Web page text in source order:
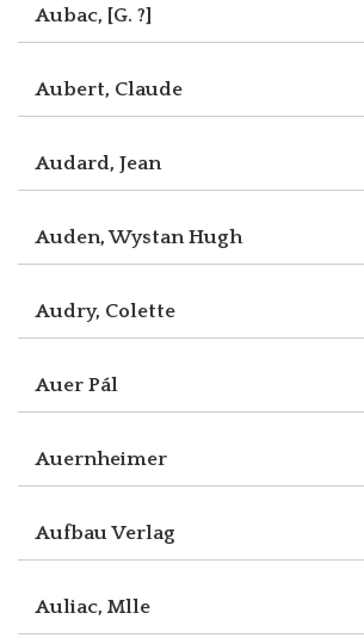
Aubac, [G. ?]
Aubert, Claude
Audard, Jean
Auden, Wystan Hugh
Audry, Colette
Auer Pál
Auernheimer
Aufbau Verlag
Auliac, Mlle